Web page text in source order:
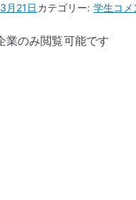
月21日 カテゴリー: 学生自
コ
業のみ閲覧可能です